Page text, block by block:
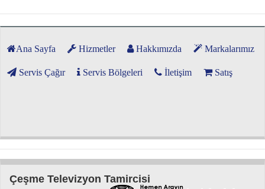
Ana Sayfa Hizmetler Hakkımızda Markalarımız
Servis Çağır Servis Bölgeleri İletişim Satış
Çeşme Televizyon Tamircisi